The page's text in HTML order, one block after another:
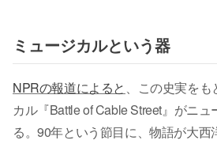
ミュージカルという器
NPRの報道によると 、この史実を
カル『Battle of Cable Street』がニ
る。90年という節目に、物語が大西